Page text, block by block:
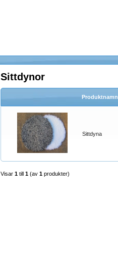
Sittdynor
Sittdyna
Visar 1 till 1 (av 1 produkter)